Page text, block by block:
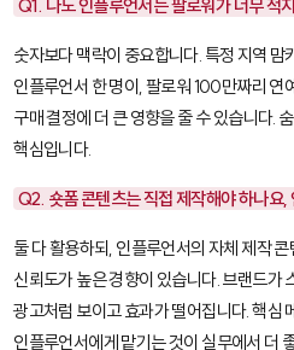
Q1. 나노 인플루언서는 팔로워가 너무 적
숫자보다 맥락이 중요합니다. 특정 지역 맘
인플루언서 한 명이, 팔로워 100만짜리 연
구매 결정에 더 큰 영향을 줄 수 있습니다.
핵심입니다.
Q2. 숏폼 콘텐츠는 직접 제작해야 하나요
둘 다 활용하되, 인플루언서의 자체 제작
신뢰도가 높은 경향이 있습니다. 브랜드
광고처럼 보이고 효과가 떨어집니다. 핵심
인플루언서에게 맡기는 것이 실무에서 더